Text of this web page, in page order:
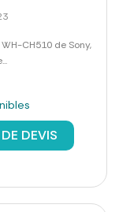
CH510 de Sony,
DEVIS